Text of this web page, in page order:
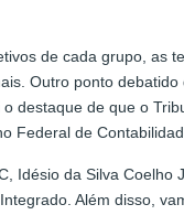
de cada grupo, as
Outro ponto
destaque de que o
Federal de
Idésio da Silva
Além disso,